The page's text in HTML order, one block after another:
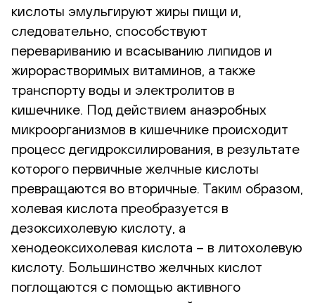
кислоты эмульгируют жиры пищи и,
следовательно, способствуют
перевариванию и всасыванию липидов и
жирорастворимых витаминов, а также
транспорту воды и электролитов в
кишечнике. Под действием анаэробных
микроорганизмов в кишечнике происходит
процесс дегидроксилирования, в результате
которого первичные желчные кислоты
превращаются во вторичные. Таким образом,
холевая кислота преобразуется в
дезоксихолевую кислоту, а
хенодеоксихолевая кислота – в литохолевую
кислоту. Большинство желчных кислот
поглощаются с помощью активного